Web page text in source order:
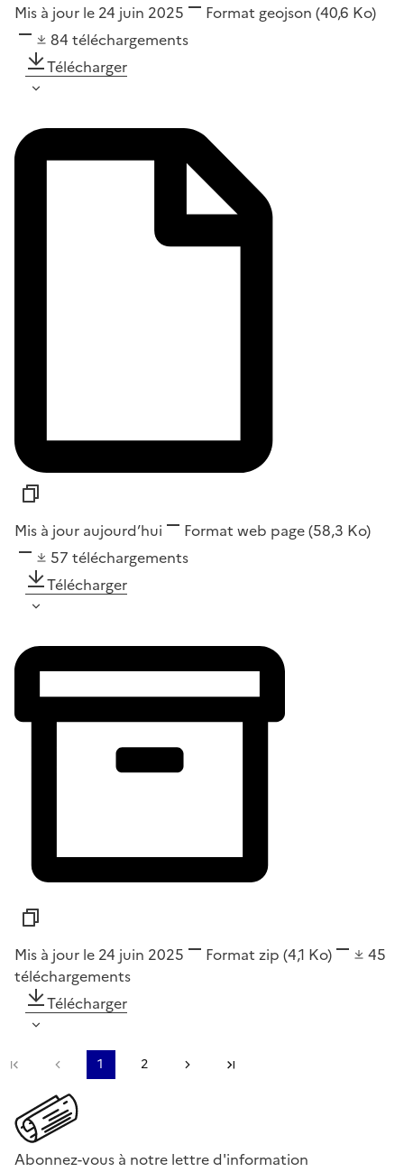
Mis à jour le 24 juin 2025 Format geojson (40,6 Ko)
84 téléchargements
Télécharger
Mis à jour aujourd’hui Format web page(58,3 Ko)
57 téléchargements
Télécharger
Mis à jour le 24 juin 2025 Format zip (4,1 Ko)
45
téléchargements
Télécharger
Première pagePage précédente
1 2 Page suivante
Abonnez-vous à notre lettre d'information